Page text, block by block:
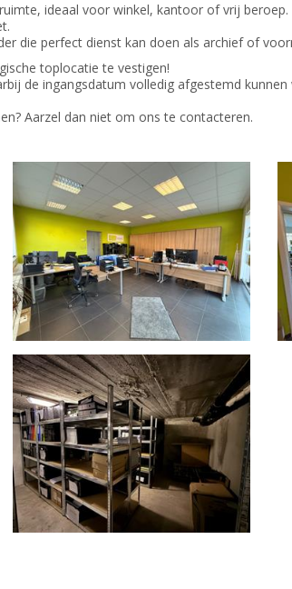
ideaal voor winkel, kantoor of vrij beroep.
die perfect dienst kan doen als archief of
toplocatie te vestigen!
de ingangsdatum volledig afgestemd
Aarzel dan niet om ons te contacteren.